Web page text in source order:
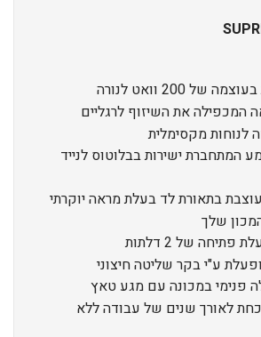
המכפילה את השיזוף לרגליים
לנוחות מקסימלית
המתחברת ישירות בבלוטוס לנייד
בתאורת לד בעלת מראה יוקרתי
שלך
של 2 דלתות
ע"י בקר שליטה חיצוני
פנימי במכונה עם מגע טאץ
לאורך שנים של עבודה ללא